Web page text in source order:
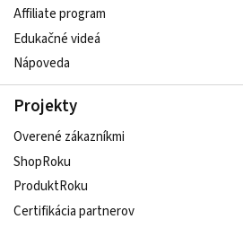
Affiliate program
Edukačné videá
Nápoveda
Projekty
Overené zákazníkmi
ShopRoku
ProduktRoku
Certifikácia partnerov